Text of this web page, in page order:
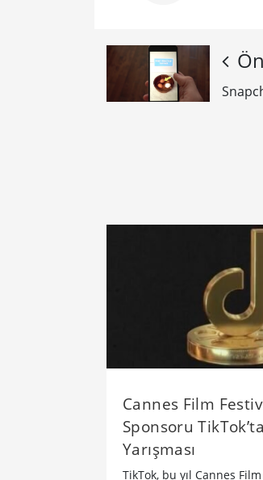
Cannes Film
Sponsoru
Yarışması
TikTok, bu yıl Cannes